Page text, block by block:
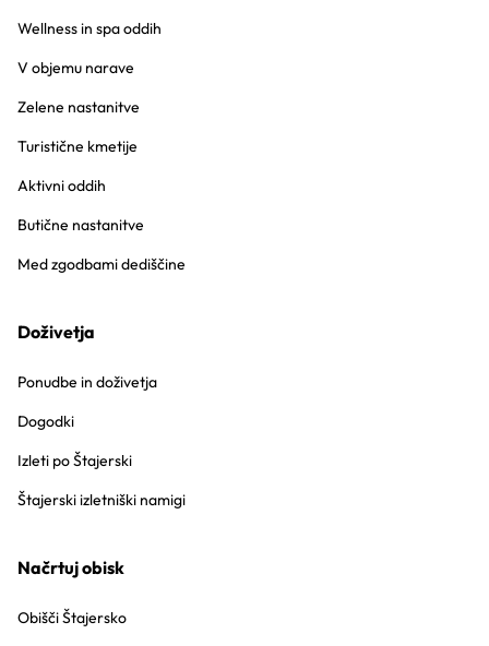
Wellness in spa oddih
V objemu narave
Zelene nastanitve
Turistične kmetije
Aktivni oddih
Butične nastanitve
Med zgodbami dediščine
Doživetja
Ponudbe in doživetja
Dogodki
Izleti po Štajerski
Štajerski izletniški namigi
Načrtuj obisk
Obišči Štajersko